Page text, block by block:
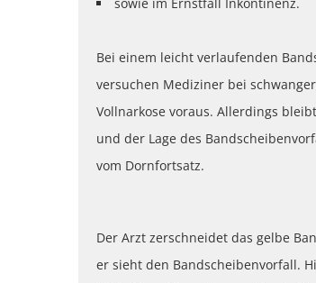
sowie im Ernstfall Inkontinenz.
Bei einem leicht verlaufenden
versuchen Mediziner bei
Vollnarkose voraus. Allerdings
und der Lage des
vom Dornfortsatz.
Der Arzt zerschneidet das gelbe
er sieht den Bandscheibenvorfall.